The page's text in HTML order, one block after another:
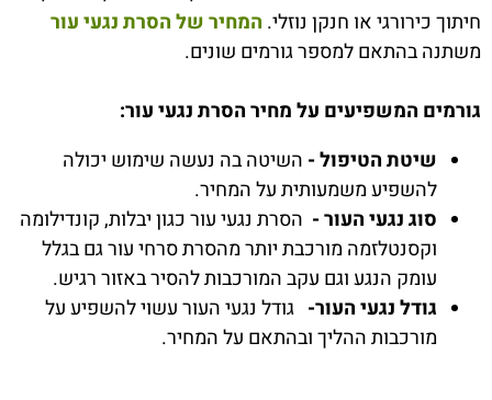
חיתוך כירורגי או חנקן נוזלי. המחיר של הסרת נגעי עור
משתנה בהתאם למספר גורמים שונים.
גורמים המשפיעים על מחיר הסרת נגעי עור:
שיטת הטיפול - השיטה בה נעשה שימוש יכולה
להשפיע משמעותית על המחיר.
סוג נגעי העור - הסרת נגעי עור כגון יבלות, קונדילומה
וקסנטלזמה מורכבת יותר מהסרת סרחי עור גם בגלל
עומק הנגע וגם עקב המורכבות להסיר באזור רגיש.
גודל נגעי העור- גודל נגעי העור עשוי להשפיע על
מורכבות ההליך ובהתאם על המחיר.